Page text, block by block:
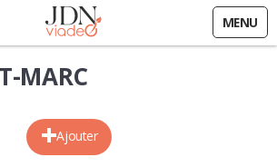
MENU
Ajouter
MARC